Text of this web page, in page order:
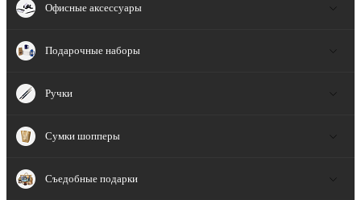
Офисные аксессуары
Подарочные наборы
Ручки
Сумки шопперы
Съедобные подарки